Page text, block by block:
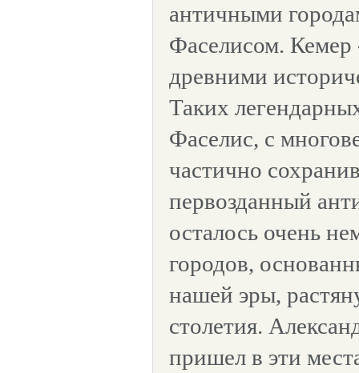
античными
Фаселисом. Кемер
древними
Таких
Фаселис, с
частично
первозданный
осталось очень
городов,
нашей эры,
столетия.
пришел в эти